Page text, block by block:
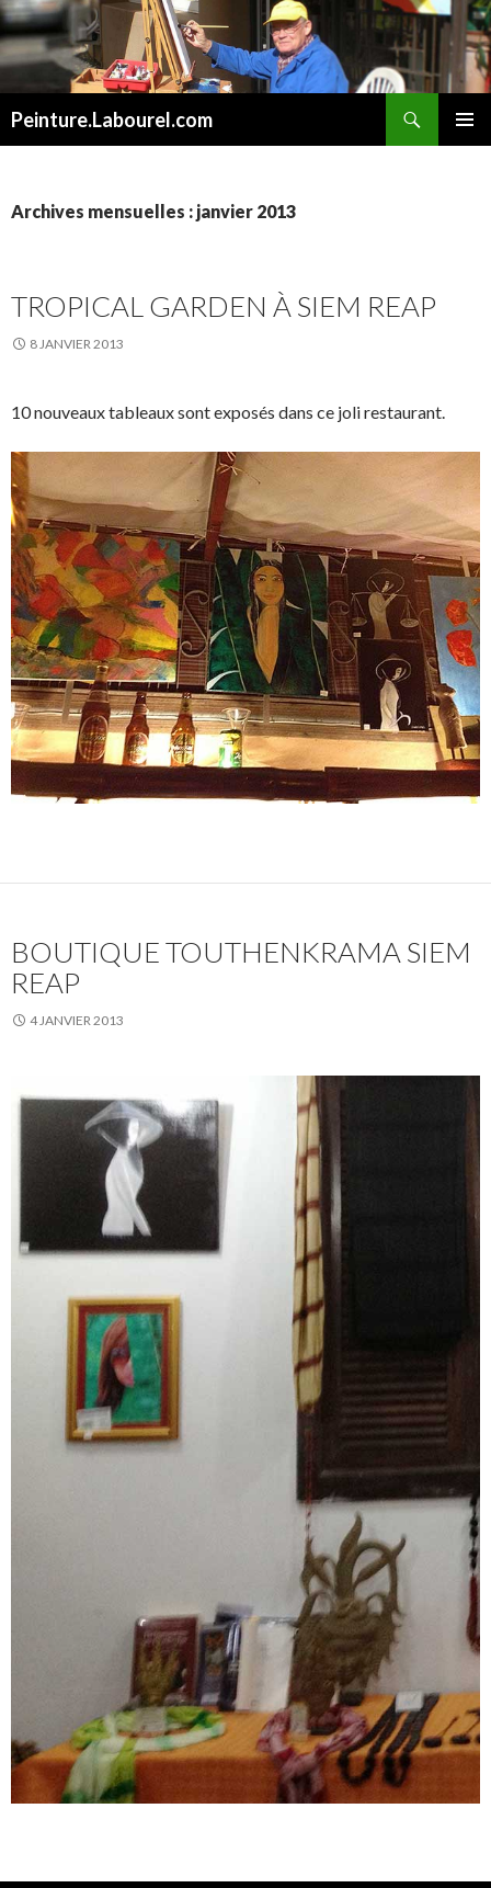
Peinture.Labourel.com
Archives mensuelles : janvier 2013
TROPICAL GARDEN À SIEM REAP
8 JANVIER 2013
10 nouveaux tableaux sont exposés dans ce joli restaurant.
BOUTIQUE TOUTHENKRAMA SIEM
REAP
4 JANVIER 2013